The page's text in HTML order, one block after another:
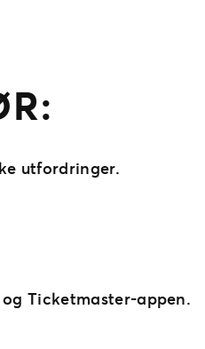
utfordringer.
Ticketmaster-appen.